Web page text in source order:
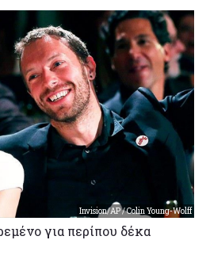
Invision/AP / Colin Young-Wolff
για περίπου δέκα